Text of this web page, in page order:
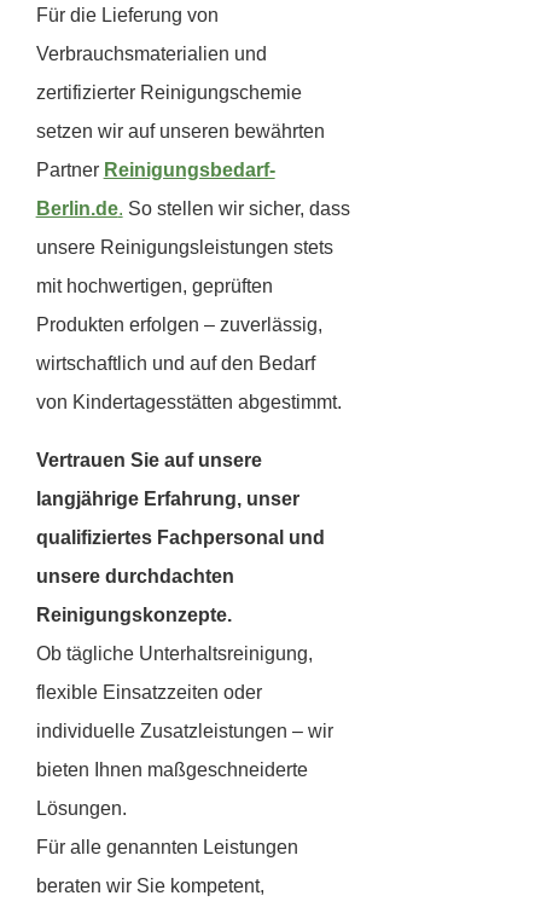
Für die Lieferung von
Verbrauchsmaterialien und
zertifizierter Reinigungschemie
setzen wir auf unseren bewährten
Partner Reinigungsbedarf-
Berlin.de. So stellen wir sicher, dass
unsere Reinigungsleistungen stets
mit hochwertigen, geprüften
Produkten erfolgen – zuverlässig,
wirtschaftlich und auf den Bedarf
von Kindertagesstätten abgestimmt.
Vertrauen Sie auf unsere
langjährige Erfahrung, unser
qualifiziertes Fachpersonal und
unsere durchdachten
Reinigungskonzepte.
Ob tägliche Unterhaltsreinigung,
flexible Einsatzzeiten oder
individuelle Zusatzleistungen – wir
bieten Ihnen maßgeschneiderte
Lösungen.
Für alle genannten Leistungen
beraten wir Sie kompetent,